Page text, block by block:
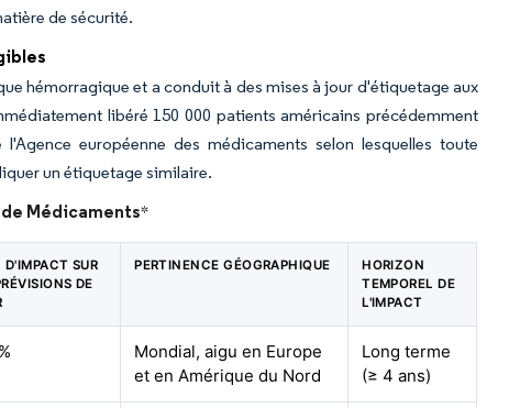
de sécurité.
hémorragique et a conduit à des mises à jour d'étiquetage aux
libéré 150 000 patients américains précédemment
européenne des médicaments selon lesquelles toute
un étiquetage similaire.
Médicaments*
SUR
DE
PERTINENCE GÉOGRAPHIQUE
HORIZON
TEMPOREL DE
L'IMPACT
Mondial, aigu en Europe
et en Amérique du Nord
Long terme
(≥ 4 ans)